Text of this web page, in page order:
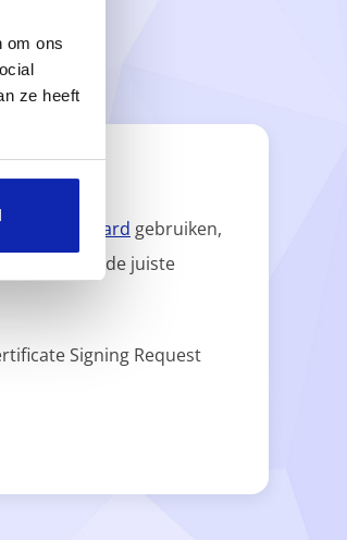
om ons
ze heeft
AANBOD
handige wizard gebruiken,
u over de juiste
Signing Request